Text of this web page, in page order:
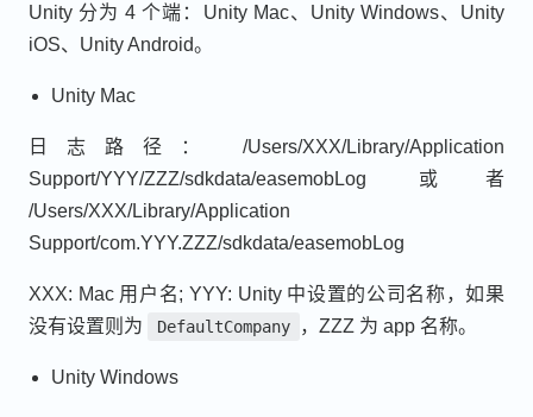
Unity 分为 4 个端：Unity Mac、Unity Windows、Unity
iOS、Unity Android。
Unity Mac
日志路径： /Users/XXX/Library/Application
Support/YYY/ZZZ/sdkdata/easemobLog 或者
/Users/XXX/Library/Application
Support/com.YYY.ZZZ/sdkdata/easemobLog
XXX: Mac 用户名; YYY: Unity 中设置的公司名称，如果
没有设置则为
DefaultCompany ，ZZZ 为 app 名称。
Unity Windows